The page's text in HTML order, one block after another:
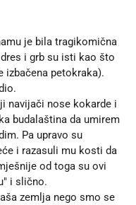
je bila tragikomična
i grb su isti kao što
petokraka).
navijači nose kokarde i
budalaština da umirem
Pa upravo su
i razasuli mu kosti da
od toga su ovi
i slično.
zemlja nego smo se